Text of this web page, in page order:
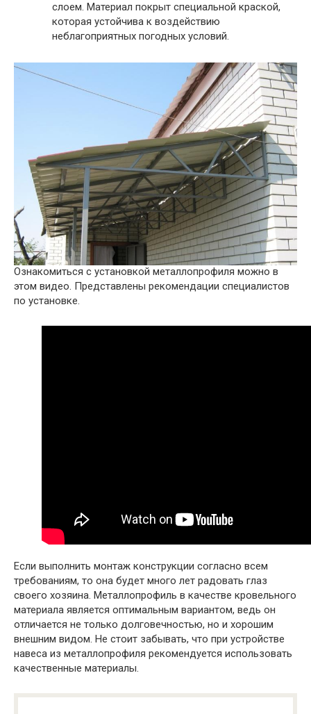
слоем. Материал покрыт специальной краской,
которая устойчива к воздействию
неблагоприятных погодных условий.
Ознакомиться с установкой металлопрофиля можно в
этом видео. Представлены рекомендации специалистов
по установке.
Если выполнить монтаж конструкции согласно всем
требованиям, то она будет много лет радовать глаз
своего хозяина. Металлопрофиль в качестве кровельного
материала является оптимальным вариантом, ведь он
отличается не только долговечностью, но и хорошим
внешним видом. Не стоит забывать, что при устройстве
навеса из металлопрофиля рекомендуется использовать
качественные материалы.